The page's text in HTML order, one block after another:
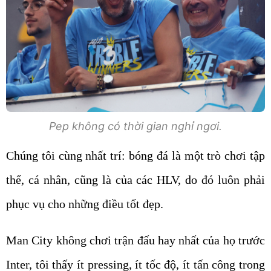
Pep không có thời gian nghỉ ngơi.
Chúng tôi cùng nhất trí: bóng đá là một trò chơi tập
thể, cá nhân, cũng là của các HLV, do đó luôn phải
phục vụ cho những điều tốt đẹp.
Man City không chơi trận đấu hay nhất của họ trước
Inter, tôi thấy ít pressing, ít tốc độ, ít tấn công trong